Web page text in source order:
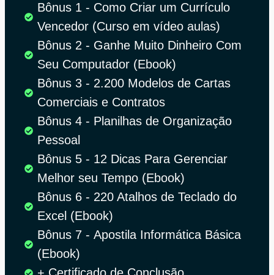
Bônus 1 - Como Criar um Currículo
Vencedor (Curso em vídeo aulas)
Bônus 2 - Ganhe Muito Dinheiro Com
Seu Computador (Ebook)
Bônus 3 - 2.200 Modelos de Cartas
Comerciais e Contratos
Bônus 4 - Planilhas de Organização
Pessoal
Bônus 5 - 12 Dicas Para Gerenciar
Melhor seu Tempo (Ebook)
Bônus 6 - 220 Atalhos de Teclado do
Excel (Ebook)
Bônus 7 - Apostila Informática Básica
(Ebook)